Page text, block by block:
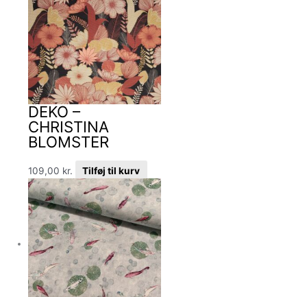
DEKO –
CHRISTINA
BLOMSTER
109,00 kr. Tilføj til kurv